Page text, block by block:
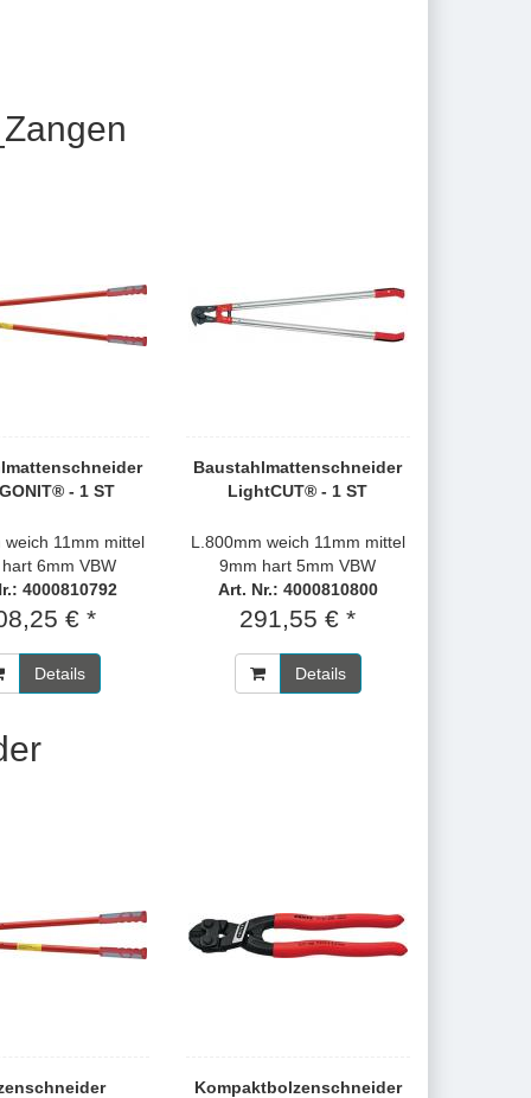
- 1 ST
weich 11mm mittel
6mm VBW
4000810792
€ *
Details
Baustahlmattenschneider
LightCUT® - 1 ST
L.800mm weich 11mm mittel
9mm hart 5mm VBW
Art. Nr.: 4000810800
291,55 € *
Details
Kompaktbolzenschneider